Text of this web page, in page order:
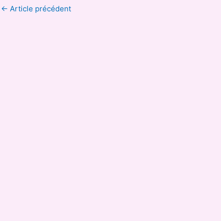
← Article précédent